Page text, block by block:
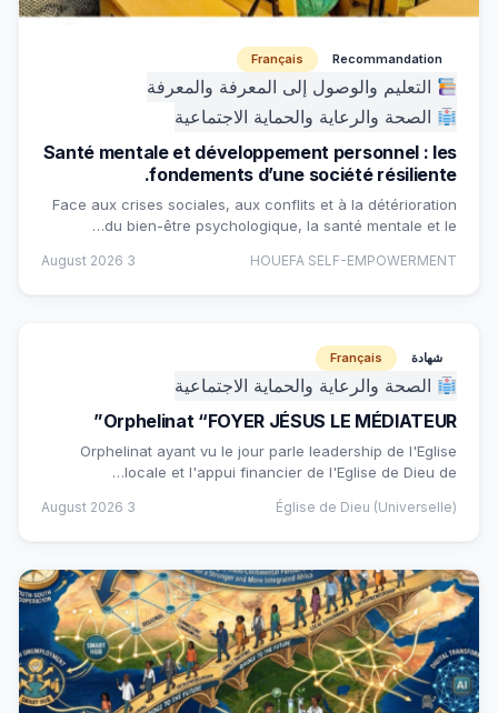
Recommandation
Français
التعليم والوصول إلى المعرفة والمعرفة
الصحة والرعاية والحماية الاجتماعية
Santé mentale et développement personnel : les
fondements d’une société résiliente.
Face aux crises sociales, aux conflits et à la détérioration
du bien-être psychologique, la santé mentale et le…
HOUEFA SELF-EMPOWERMENT
3 August 2026
شهادة Français
الصحة والرعاية والحماية الاجتماعية
Orphelinat “FOYER JÉSUS LE MÉDIATEUR”
Orphelinat ayant vu le jour parle leadership de l'Eglise
locale et l'appui financier de l'Eglise de Dieu de…
Église de Dieu (Universelle)
3 August 2026